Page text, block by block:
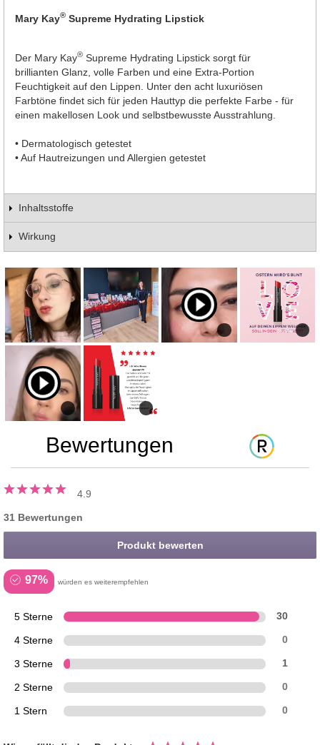
Mary Kay® Supreme Hydrating Lipstick
Der Mary Kay® Supreme Hydrating Lipstick sorgt für
brillianten Glanz, volle Farben und eine Extra-Portion
Feuchtigkeit auf den Lippen. Unter den acht luxuriösen
Farbtöne findet sich für jeden Hauttyp die perfekte Farbe - für
einen makellosen Look und selbstbewusste Ausstrahlung.
• Dermatologisch getestet
• Auf Hautreizungen und Allergien getestet
Inhaltsstoffe
Wirkung
Bewertungen
4.9
31 Bewertungen
Produkt bewerten
97% würden es weiterempfehlen
5 Sterne 30
4 Sterne 0
3 Sterne 1
2 Sterne 0
1 Stern 0